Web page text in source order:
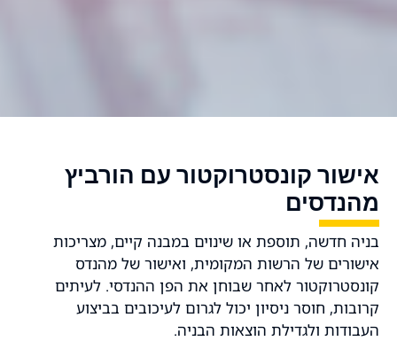
קונסטרוקטור עם הורביץ
חדשה, תוספת או שינוים במבנה קיים, מצריכות
של הרשות המקומית, ואישור של מהנדס
לאחר שבוחן את הפן ההנדסי. לעיתים
חוסר ניסיון יכול לגרום לעיכובים בביצוע
ולגדילת הוצאות הבניה.